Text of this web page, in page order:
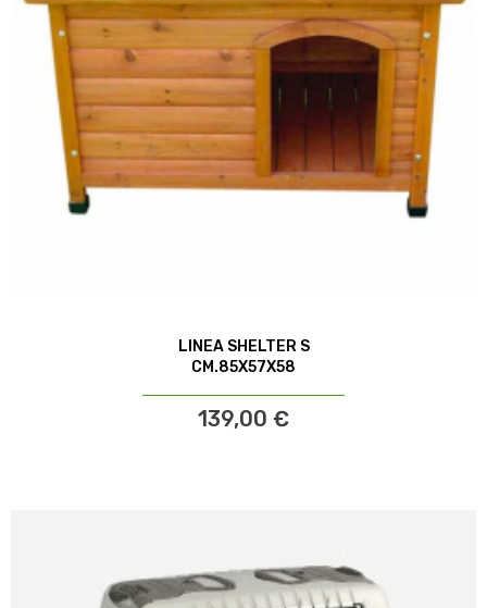
LINEA SHELTER S
CM.85X57X58
139,00 €